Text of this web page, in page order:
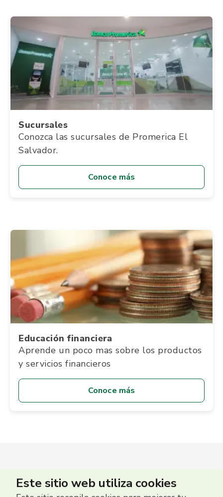
Sucursales
Conozca las sucursales de Promerica El
Salvador.
Conoce más
Educación financiera
Aprende un poco mas sobre los productos
y servicios financieros
Conoce más
Este sitio web utiliza cookies